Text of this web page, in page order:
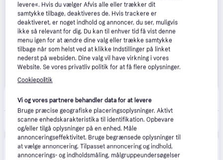
39 kr. fragt,1-2 dage
Philips Hue udendørs lavvolt kabel med t-stykke
Lavprisvvs.dk 4.6(172)
39 kr. fragt,1-2 dage
levere«. Hvis du vælger Afvis alle eller trækker dit
samtykke tilbage, deaktiveres de. Hvis trackere er
deaktiveret, er noget indhold og annoncer, du ser, muligvis
ikke så relevant for dig. Du kan til enhver tid få vist denne
menu igen for at ændre dine valg eller trække samtykke
tilbage når som helst ved at klikke Indstillinger på linket
nederst på websiden. Dine valg vil have virkning i vores
Website. Se vores privatliv politik for at få flere oplysninger.
Cookiepolitik
Vi og vores partnere behandler data for at levere
Bruge præcise geografiske placeringsoplysninger. Aktivt
scanne enhedskarakteristika til identifikation. Opbevare
og/eller tilgå oplysninger på en enhed. Måle
annonceringseffektivitet. Bruge begrænsede oplysninger til
at vælge annoncering. Tilpasset annoncering og indhold,
annoncerings- og indholdsmåling, målgruppeundersøgelser